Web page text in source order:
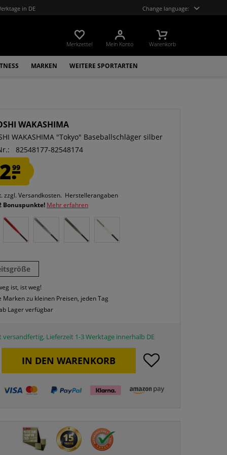
in DE Change language:
Merkzettel Mein Konto Warenkorb
MARKEN WEITERE SPORTARTEN
WAKASHIMA
WAKASHIMA "Tokyo" Baseballschläger silber
82548177-82548174
99
zzgl. Versandkosten. Herstellerangaben
Bonuspunkte! Mehr erfahren
ist, ist weg!
Marken zu kleinen Preisen, jeden Tag
Lager verfügbar
versandfertig, Lieferzeit 1-3 Werktage innerhalb DE
IN DEN WARENKORB